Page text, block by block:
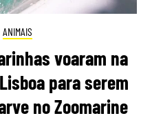
ANIMAIS
voaram na
para serem
no Zoomarine